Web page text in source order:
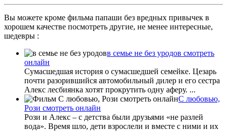
Вы можете кроме фильма папаши без вредных привычек в
хорошем качестве посмотреть другие, не менее интересные,
шедевры :
в семье не без уродов смотреть
онлайн
Сумасшедшая история о сумасшедшей семейке. Цезарь
почти разорившийся автомобильный дилер и его сестра
Алекс лесбиянка хотят прокрутить одну аферу. ...
С любовью,
Рози смотреть онлайн
Рози и Алекс – с детства были друзьями «не разлей
вода». Время шло, дети взрослели и вместе с ними и их